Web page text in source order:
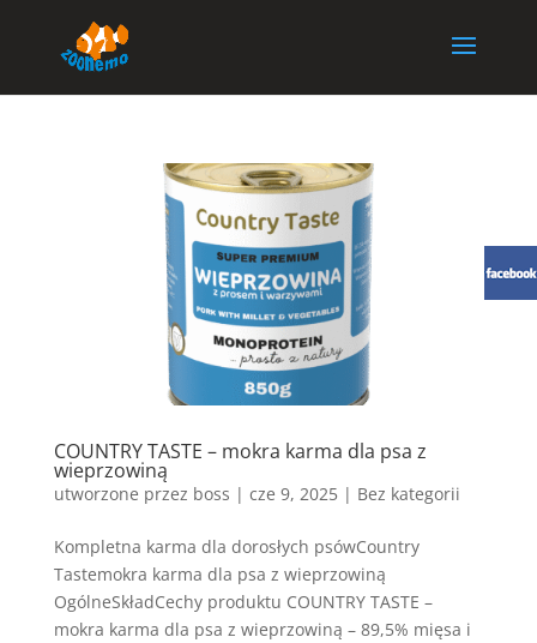
COUNTRY TASTE – mokra karma dla psa z
wieprzowiną
utworzone przez boss | cze 9, 2025| Bez kategorii
Kompletna karma dla dorosłych psówCountry
Tastemokra karma dla psa z wieprzowiną
OgólneSkładCechy produktu COUNTRY TASTE –
mokra karma dla psa z wieprzowiną – 89,5% mięsa i